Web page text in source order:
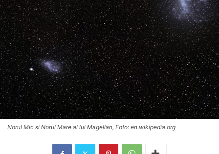
Norul Mic si Norul Mare al lui Magellan, Foto: en.wikipedia.org